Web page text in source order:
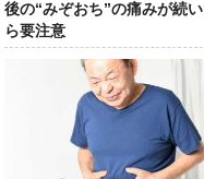
後の“みぞおち”の痛みが続
ら要注意